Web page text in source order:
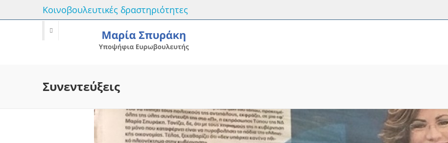
Κοινοβουλευτικές δραστηριότητες
Συνεντεύξεις